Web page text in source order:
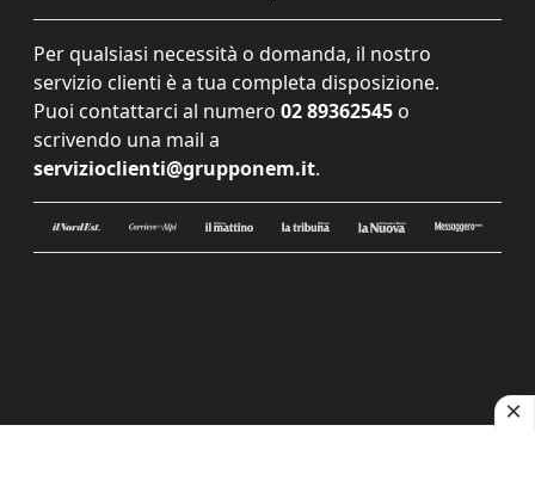
Per qualsiasi necessità o domanda, il nostro
servizio clienti è a tua completa disposizione.
Puoi contattarci al numero 02 89362545 o
scrivendo una mail a
servizioclienti@grupponem.it.